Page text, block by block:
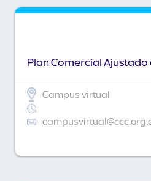
Plan Comercial Ajustado
Campus virtual